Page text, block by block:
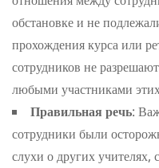
обстановке и не
прохождения курса или
сотрудников не
любыми участниками
Правильная речь:
сотрудники были
слухи о других